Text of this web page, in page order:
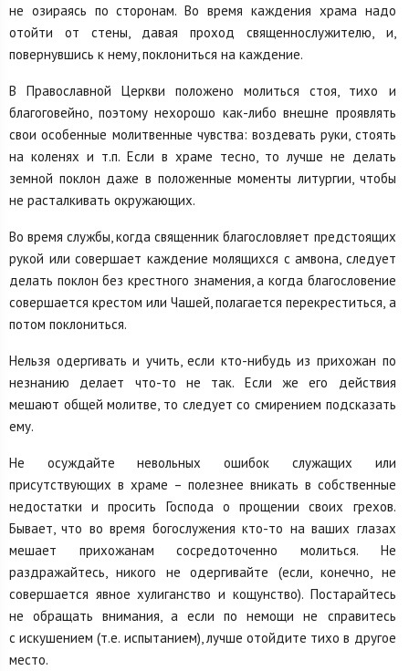
не озираясь по сторонам. Во время каждения храма надо
отойти от стены, давая проход священнослужителю, и,
повернувшись к нему, поклониться на каждение.
В Православной Церкви положено молиться стоя, тихо и
благоговейно, поэтому нехорошо как-либо внешне проявлять
свои особенные молитвенные чувства: воздевать руки, стоять
на коленях и т.п. Если в храме тесно, то лучше не делать
земной поклон даже в положенные моменты литургии, чтобы
не расталкивать окружающих.
Во время службы, когда священник благословляет предстоящих
рукой или совершает каждение молящихся с амвона, следует
делать поклон без крестного знамения, а когда благословение
совершается крестом или Чашей, полагается перекреститься, а
потом поклониться.
Нельзя одергивать и учить, если кто-нибудь из прихожан по
незнанию делает что-то не так. Если же его действия
мешают общей молитве, то следует со смирением подсказать
ему.
Не осуждайте невольных ошибок служащих или
присутствующих в храме – полезнее вникать в собственные
недостатки и просить Господа о прощении своих грехов.
Бывает, что во время богослужения кто-то на ваших глазах
мешает прихожанам сосредоточенно молиться. Не
раздражайтесь, никого не одергивайте (если, конечно, не
совершается явное хулиганство и кощунство). Постарайтесь
не обращать внимания, а если по немощи не справитесь
с искушением (т.е. испытанием), лучше отойдите тихо в другое
место.